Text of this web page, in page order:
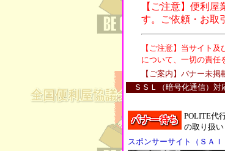
ＳＳＬ（暗号化通信）対
POLITE代
の取り扱
スポンサーサイト（ＳＡＩ